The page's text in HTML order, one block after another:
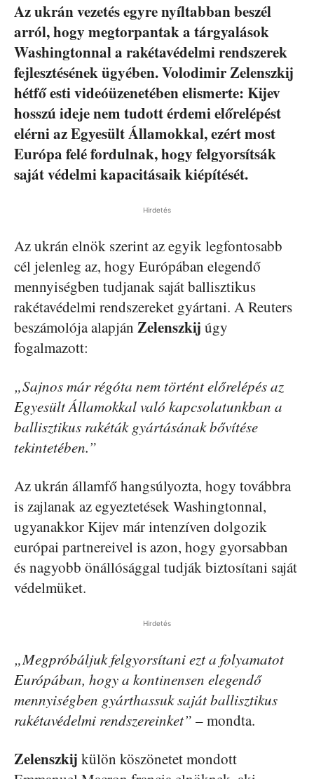
Az ukrán vezetés egyre nyíltabban beszél
arról, hogy megtorpantak a tárgyalások
Washingtonnal a rakétavédelmi rendszerek
fejlesztésének ügyében. Volodimir Zelenszkij
hétfő esti videóüzenetében elismerte: Kijev
hosszú ideje nem tudott érdemi előrelépést
elérni az Egyesült Államokkal, ezért most
Európa felé fordulnak, hogy felgyorsítsák
saját védelmi kapacitásaik kiépítését.
Hirdetés
Az ukrán elnök szerint az egyik legfontosabb
cél jelenleg az, hogy Európában elegendő
mennyiségben tudjanak saját ballisztikus
rakétavédelmi rendszereket gyártani. A Reuters
beszámolója alapján Zelenszkij úgy
fogalmazott:
„Sajnos már régóta nem történt előrelépés az
Egyesült Államokkal való kapcsolatunkban a
ballisztikus rakéták gyártásának bővítése
tekintetében.”
Az ukrán államfő hangsúlyozta, hogy továbbra
is zajlanak az egyeztetések Washingtonnal,
ugyanakkor Kijev már intenzíven dolgozik
európai partnereivel is azon, hogy gyorsabban
és nagyobb önállósággal tudják biztosítani saját
védelmüket.
Hirdetés
„Megpróbáljuk felgyorsítani ezt a folyamatot
Európában, hogy a kontinensen elegendő
mennyiségben gyárthassuk saját ballisztikus
rakétavédelmi rendszereinket” – mondta.
Zelenszkij külön köszönetet mondott